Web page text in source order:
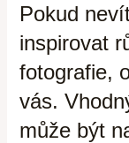
Pokud
inspirovat
fotografie,
vás.
může být